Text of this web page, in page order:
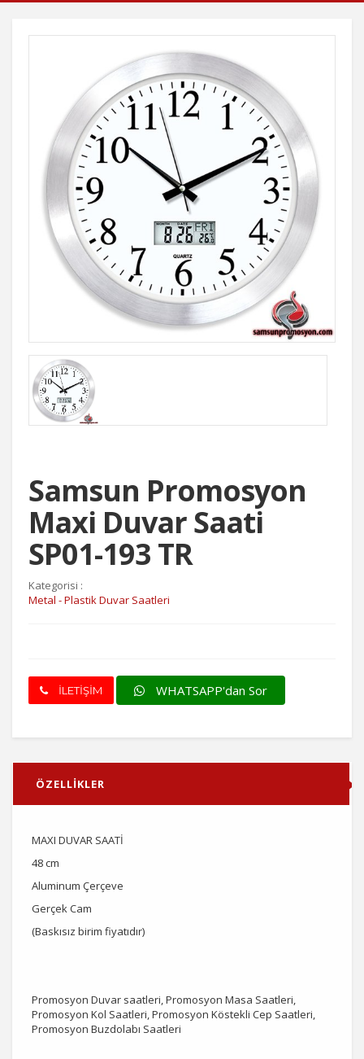
Samsun Promosyon
Maxi Duvar Saati
SP01-193 TR
Kategorisi :
Metal - Plastik Duvar Saatleri
İLETİŞİM WHATSAPP'dan Sor
ÖZELLİKLER
MAXI DUVAR SAATİ
48 cm
Aluminum Çerçeve
Gerçek Cam
(Baskısız birim fiyatıdır)
Promosyon Duvar saatleri, Promosyon Masa Saatleri,
Promosyon Kol Saatleri, Promosyon Köstekli Cep Saatleri,
Promosyon Buzdolabı Saatleri